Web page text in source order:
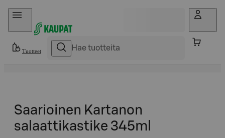
Hyppää sisältöön
Tuotteet
Saarioinen Kartanon
salaattikastike 345ml